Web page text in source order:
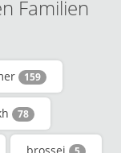
Familien
159
78